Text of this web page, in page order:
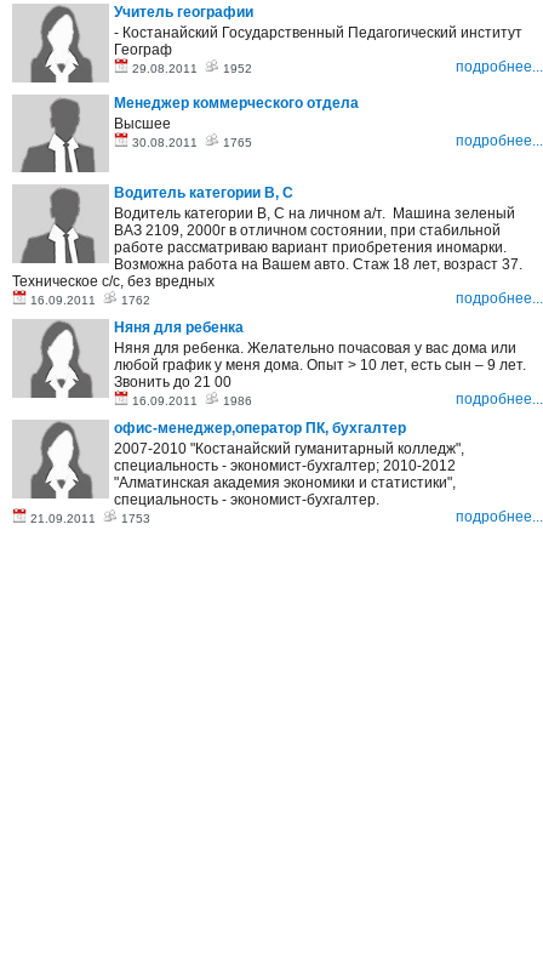
Учитель географии
- Костанайский Государственный Педагогический институт
Географ
29.08.2011 1952 подробнее...
Менеджер коммерческого отдела
Высшее
30.08.2011 1765 подробнее...
Водитель категории В, С
Водитель категории В, С на личном а/т. Машина зеленый
ВАЗ 2109, 2000г в отличном состоянии, при стабильной
работе рассматриваю вариант приобретения иномарки.
Возможна работа на Вашем авто. Стаж 18 лет, возраст 37.
Техническое с/с, без вредных
16.09.2011 1762
подробнее...
Няня для ребенка
Няня для ребенка. Желательно почасовая у вас дома или
любой график у меня дома. Опыт > 10 лет, есть сын – 9 лет.
Звонить до 21 00
16.09.2011 1986
подробнее...
офис-менеджер,оператор ПК, бухгалтер
2007-2010 "Костанайский гуманитарный колледж",
специальность - экономист-бухгалтер; 2010-2012
"Алматинская академия экономики и статистики",
специальность - экономист-бухгалтер.
21.09.2011 1753 подробнее...